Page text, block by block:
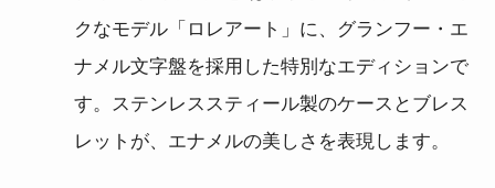
クなモデル「ロレアート」に、グランフー・エ
ナメル文字盤を採用した特別なエディションで
す。ステンレススティール製のケースとブレス
レットが、エナメルの美しさを表現します。